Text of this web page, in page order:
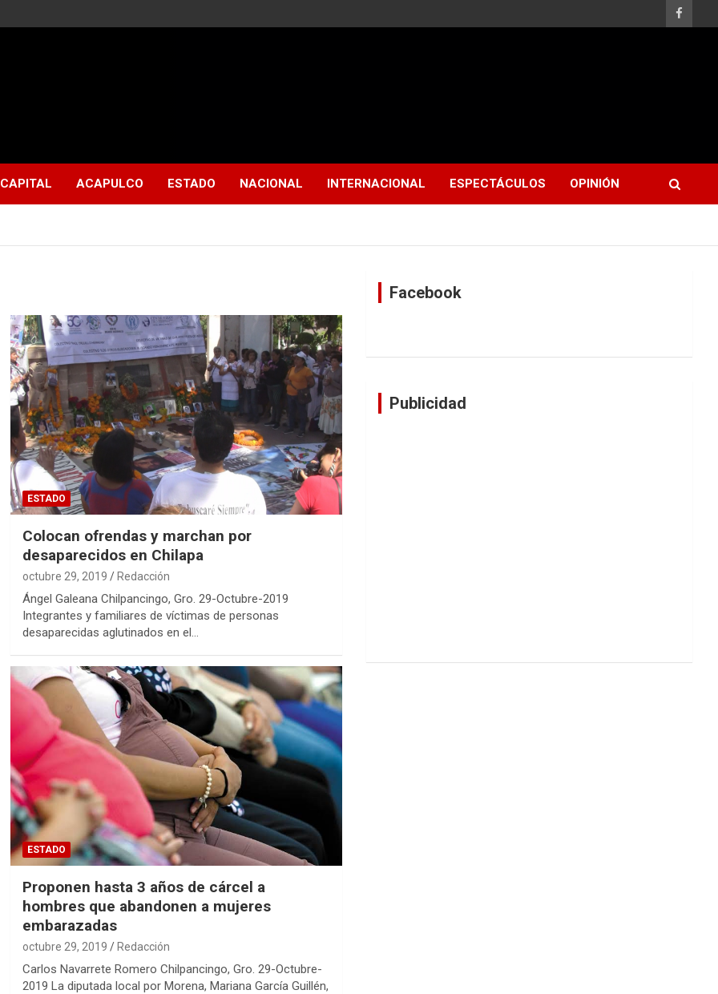
CAPITAL ACAPULCO ESTADO NACIONAL INTERNACIONAL ESPECTÁCULOS OPINIÓN
ESTADO
Colocan ofrendas y marchan por
desaparecidos en Chilapa
octubre 29, 2019 Redacción
Ángel Galeana Chilpancingo, Gro. 29-Octubre-2019
Integrantes y familiares de víctimas de personas
desaparecidas aglutinados en el…
ESTADO
Proponen hasta 3 años de cárcel a
hombres que abandonen a mujeres
embarazadas
octubre 29, 2019 Redacción
Carlos Navarrete Romero Chilpancingo, Gro. 29-Octubre-
2019 La diputada local por Morena, Mariana García Guillén,
Facebook
Publicidad